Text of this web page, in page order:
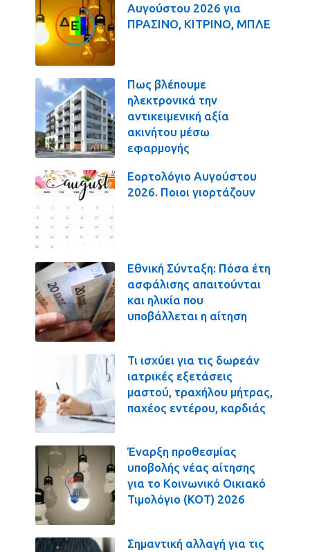
Αυγούστου 2026 για
ΠΡΑΣΙΝΟ, ΚΙΤΡΙΝΟ, ΜΠΛΕ
Πως βλέπουμε
ηλεκτρονικά την
αντικειμενική αξία
ακινήτου μέσω
εφαρμογής
Εορτολόγιο Αυγούστου
2026. Ποιοι γιορτάζουν
Εθνική Σύνταξη: Πόσα έτη
ασφάλισης απαιτούνται
και ηλικία που
υποβάλλεται η αίτηση
Τι ισχύει για τις δωρεάν
ιατρικές εξετάσεις
μαστού, τραχήλου μήτρας,
παχέος εντέρου, καρδιάς
Έναρξη προθεσμίας
υποβολής νέας αίτησης
για το Κοινωνικό Οικιακό
Τιμολόγιο (ΚΟΤ) 2026
Σημαντική αλλαγή για τις